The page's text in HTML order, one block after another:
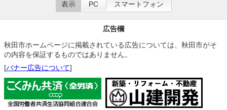
表示 PC スマートフォン
広告欄
秋田市ホームページに掲載されている広告については、秋田市がそ
の内容を保証するものではありません。
[バナー広告について]